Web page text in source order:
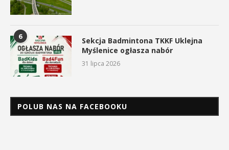
6
Sekcja Badmintona TKKF Uklejna
Myślenice ogłasza nabór
31 lipca 2026
POLUB NAS NA FACEBOOKU